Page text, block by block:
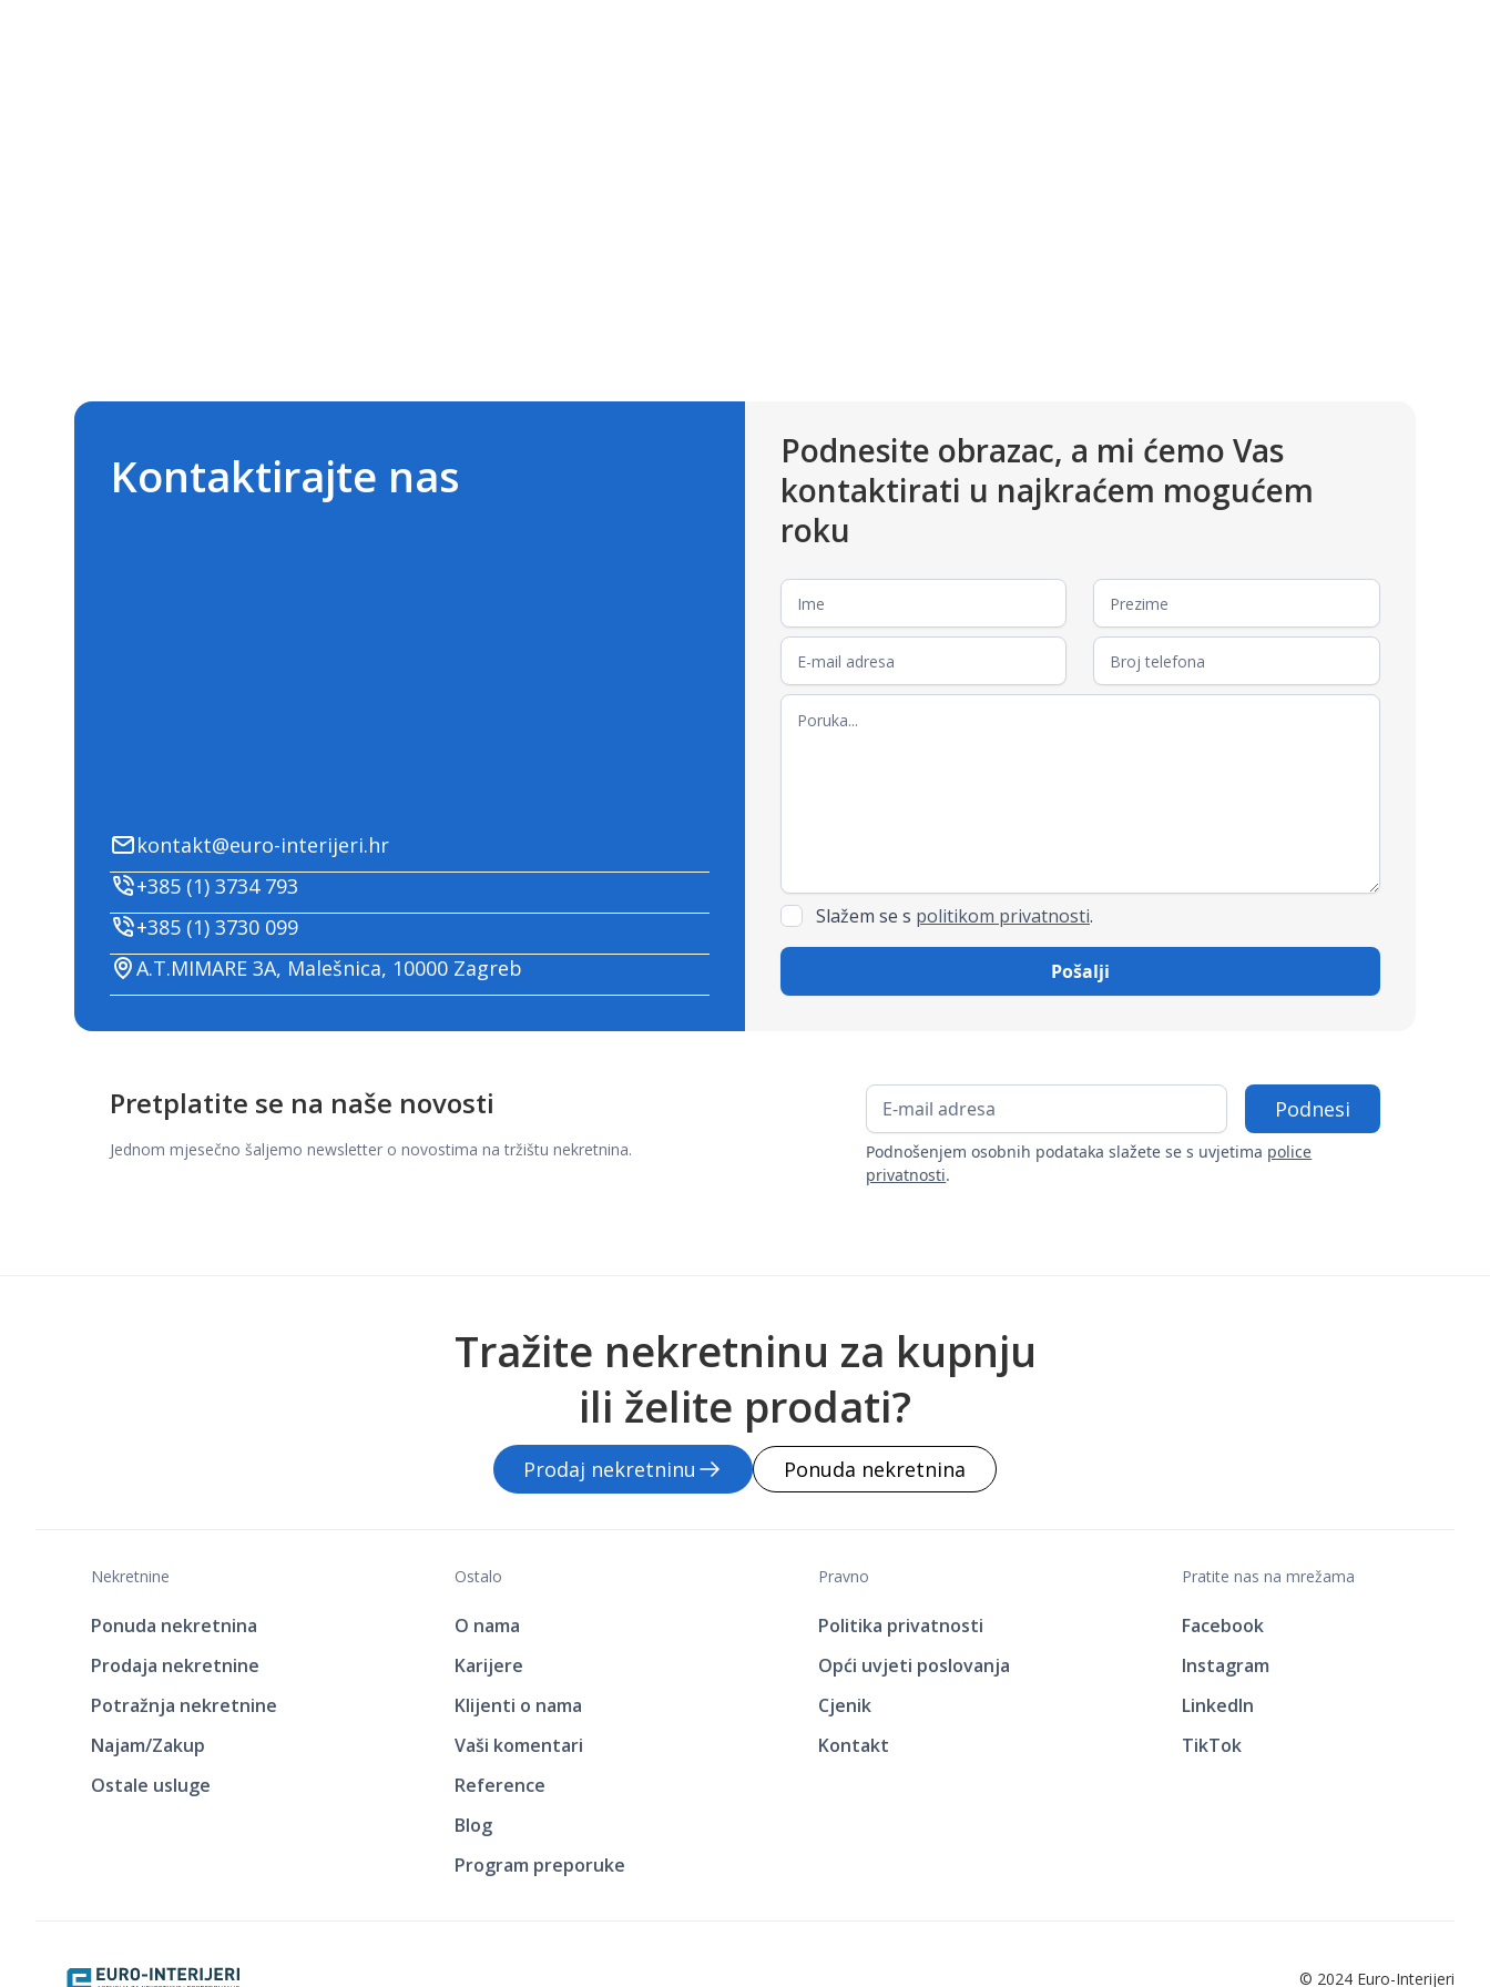
Kontaktirajte nas
kontakt@euro-interijeri.hr
+385 (1) 3734 793
+385 (1) 3730 099
A.T.MIMARE 3A, Malešnica, 10000 Zagreb
Podnesite obrazac, a mi ćemo Vas
kontaktirati u najkraćem mogućem
roku
Slažem se s politikom privatnosti.
Pretplatite se na naše novosti
Jednom mjesečno šaljemo newsletter o novostima na tržištu nekretnina. Podnošenjem osobnih podataka slažete se s uvjetima police
privatnosti.
Tražite nekretninu za kupnju
ili želite prodati?
Prodaj nekretninu Ponuda nekretnina
Nekretnine
Ponuda nekretnina
Prodaja nekretnine
Potražnja nekretnine
Najam/Zakup
Ostale usluge
Ostalo
O nama
Karijere
Klijenti o nama
Vaši komentari
Reference
Blog
Program preporuke
Pravno
Politika privatnosti
Opći uvjeti poslovanja
Cjenik
Kontakt
Pratite nas na mrežama
Facebook
Instagram
LinkedIn
TikTok
© 2024 Euro-Interijeri